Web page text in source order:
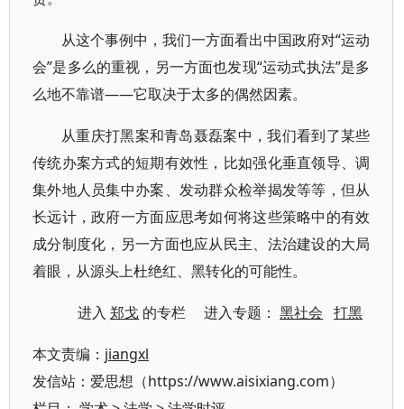
从这个事例中，我们一方面看出中国政府对“运动
会”是多么的重视，另一方面也发现“运动式执法”是多
么地不靠谱——它取决于太多的偶然因素。
从重庆打黑案和青岛聂磊案中，我们看到了某些
传统办案方式的短期有效性，比如强化垂直领导、调
集外地人员集中办案、发动群众检举揭发等等，但从
长远计，政府一方面应思考如何将这些策略中的有效
成分制度化，另一方面也应从民主、法治建设的大局
着眼，从源头上杜绝红、黑转化的可能性。
进入郑戈 的专栏 进入专题：黑社会 打黑
本文责编： jiangxl
发信站：爱思想（https://www.aisixiang.com）